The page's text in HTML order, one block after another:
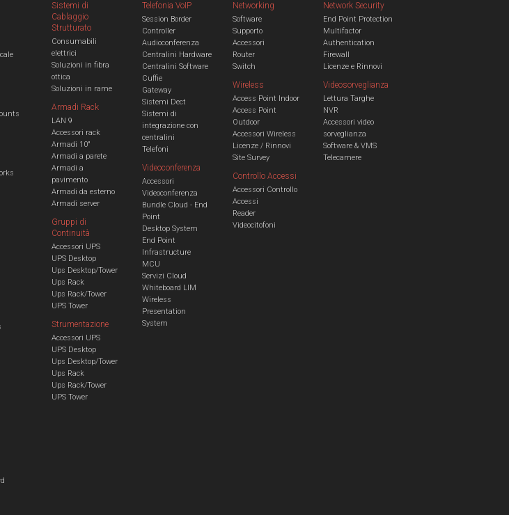
Sistemi di
Cablaggio
Strutturato
Consumabili
elettrici
Soluzioni in fibra
ottica
Soluzioni in rame
Armadi Rack
LAN 9
Accessori rack
Armadi 10"
Armadi a parete
Armadi a
pavimento
Armadi da esterno
Armadi server
Gruppi di
Continuità
Accessori UPS
UPS Desktop
Ups Desktop/Tower
Ups Rack
Ups Rack/Tower
UPS Tower
Strumentazione
Accessori UPS
UPS Desktop
Ups Desktop/Tower
Ups Rack
Ups Rack/Tower
UPS Tower
Telefonia VoIP
Session Border
Controller
Audioconferenza
Centralini Hardware
Centralini Software
Cuffie
Gateway
Sistemi Dect
Sistemi di
integrazione con
centralini
Telefoni
Videoconferenza
Accessori
Videoconferenza
Bundle Cloud - End
Point
Desktop System
End Point
Infrastructure
MCU
Servizi Cloud
Whiteboard LIM
Wireless
Presentation
System
Networking
Software
Supporto
Accessori
Router
Switch
Wireless
Access Point Indoor
Access Point
Outdoor
Accessori Wireless
Licenze / Rinnovi
Site Survey
Network Security
End Point Protection
Multifactor
Authentication
Firewall
Licenze e Rinnovi
Videosorveglianza
Lettura Targhe
NVR
Accessori video
sorveglianza
Software & VMS
Telecamere
Controllo Accessi
Accessori Controllo
Accessi
Reader
Videocitofoni